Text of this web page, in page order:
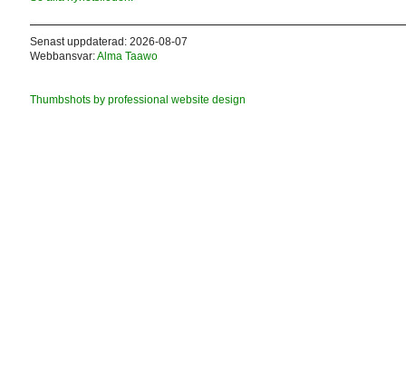
Senast uppdaterad: 2026-08-07
Webbansvar:Alma Taawo
Thumbshots by professional website design